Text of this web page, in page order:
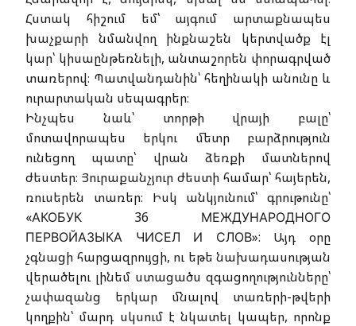
Հստակ հիշում եմ՝ այգում արտաքնապես
խաչքարի նմանվող ինքնաշեն կերտվածք էլ
կար՝ կիսաընթեռնելի, անտաշորեն փորագրված
տառերով։ Պատվանդանին՝ հեղինակի անունը և
ուրարտական սեպագրեր։
Ինչպես նաև՝ տորթի վրայի բալը՝
մոտավորապես երկու մետր բարձրություն
ունեցող պատը՝ վրան ձեռքի մատներով
ժեստեր։ Յուրաքանչյուր ժեստի համար՝ հայերեն,
ռուսերեն տառեր։ Իսկ անկյունում՝ գրութունը՝
«АКОБУК 36 МЕЖДУНАРОДНОГО
ПЕРВОЙАЗЫКА ЧИСЕЛ И СЛОВ»: Այդ օրը
չգնացի հարցազրույցի, ու եթե նախադասության
վերածելու լինեմ ստացածս զգացողությունները՝
չափազանց երկար մնալով տառերի-թվերի
կողքին՝ մարդ սկսում է նկատել կապեր, որոնք